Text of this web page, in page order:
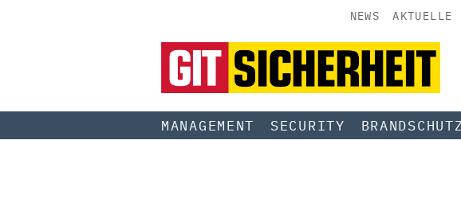
NEWS AKTUELLE
MANAGEMENT SECURITY